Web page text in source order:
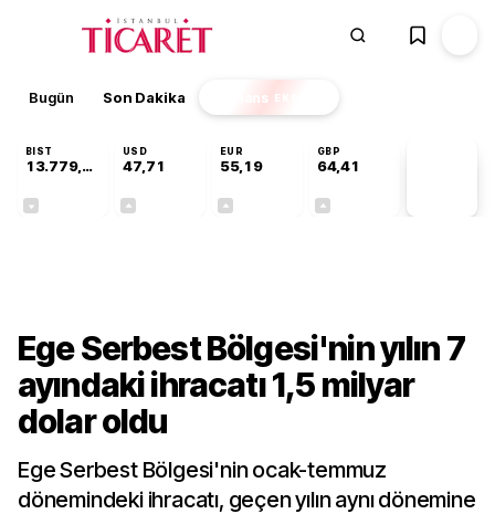
Bugün Son Dakika Finans EKSTRA
BIST
13.779,39
USD
47,71
EUR
55,19
GBP
64,41
Ege Serbest Bölgesi'nin yılın 7
ayındaki ihracatı 1,5 milyar
dolar oldu
Ege Serbest Bölgesi'nin ocak-temmuz
dönemindeki ihracatı, geçen yılın aynı dönemine